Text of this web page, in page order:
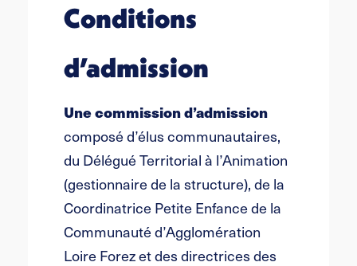
Conditions
d’admission
Une commission d’admission
composé d’élus communautaires,
du Délégué Territorial à l’Animation
(gestionnaire de la structure), de la
Coordinatrice Petite Enfance de la
Communauté d’Agglomération
Loire Forez et des directrices des